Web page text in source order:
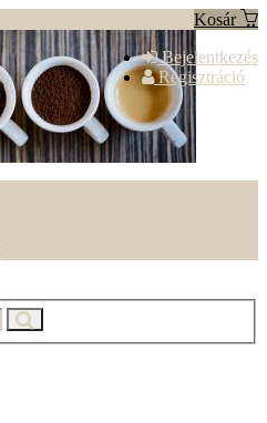
Kosár
Bejelentkezés
Regisztráció